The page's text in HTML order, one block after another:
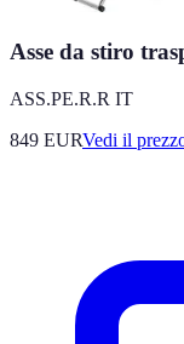
Asse da stiro
ASS.PE.R.R IT
849 EURVedi il